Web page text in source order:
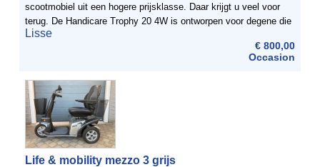
scootmobiel uit een hogere prijsklasse. Daar krijgt u veel voor
terug. De Handicare Trophy 20 4W is ontworpen voor degene die
meer verwacht van een scootmobiel. Dit model geeft ...
Lisse
€ 800,00
Occasion
Life & mobility mezzo 3 grijs